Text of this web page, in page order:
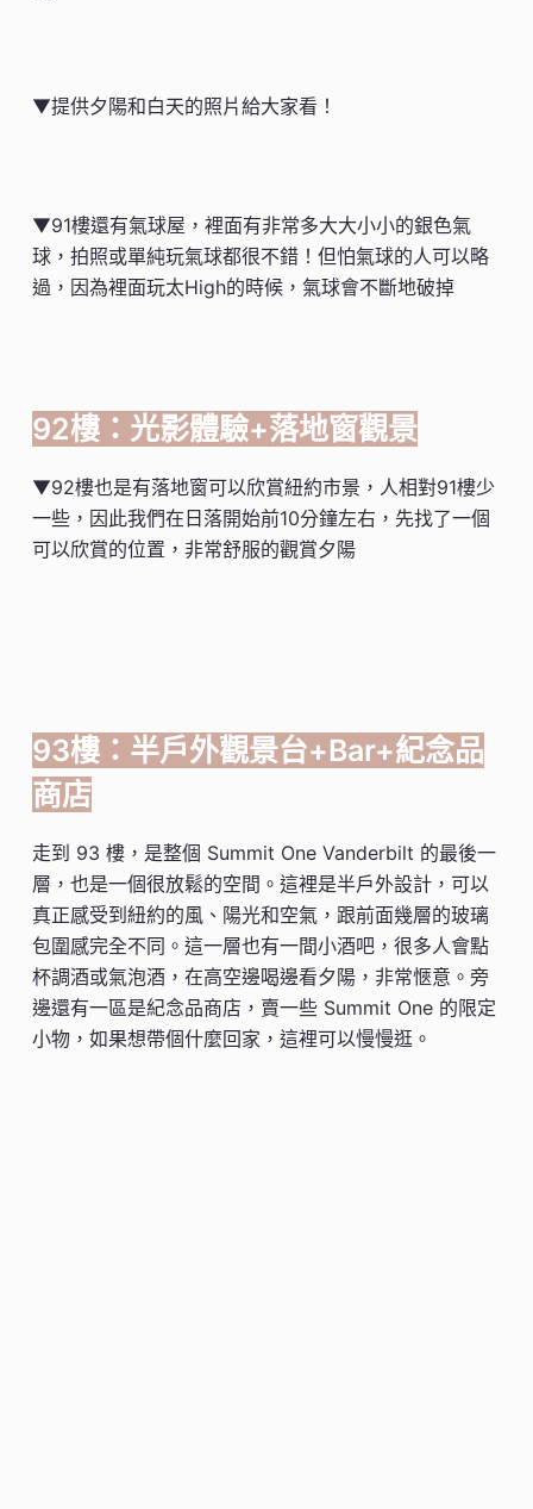
▼提供夕陽和白天的照片給大家看！
▼91樓還有氣球屋，裡面有非常多大大小小的銀色氣
球，拍照或單純玩氣球都很不錯！但怕氣球的人可以略
過，因為裡面玩太High的時候，氣球會不斷地破掉
92樓：光影體驗+落地窗觀景
▼92樓也是有落地窗可以欣賞紐約市景，人相對91樓少
一些，因此我們在日落開始前10分鐘左右，先找了一個
可以欣賞的位置，非常舒服的觀賞夕陽
93樓：半戶外觀景台+Bar+紀念品
商店
走到 93 樓，是整個 Summit One Vanderbilt 的最後一
層，也是一個很放鬆的空間。這裡是半戶外設計，可以
真正感受到紐約的風、陽光和空氣，跟前面幾層的玻璃
包圍感完全不同。這一層也有一間小酒吧，很多人會點
杯調酒或氣泡酒，在高空邊喝邊看夕陽，非常愜意。旁
邊還有一區是紀念品商店，賣一些 Summit One 的限定
小物，如果想帶個什麼回家，這裡可以慢慢逛。